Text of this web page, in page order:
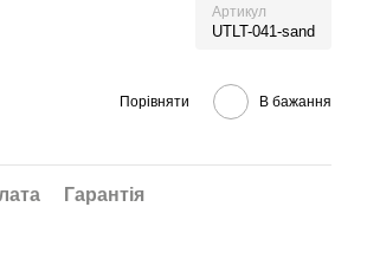
Артикул
UTLT-041-sand
Порівняти В бажання
Гарантія